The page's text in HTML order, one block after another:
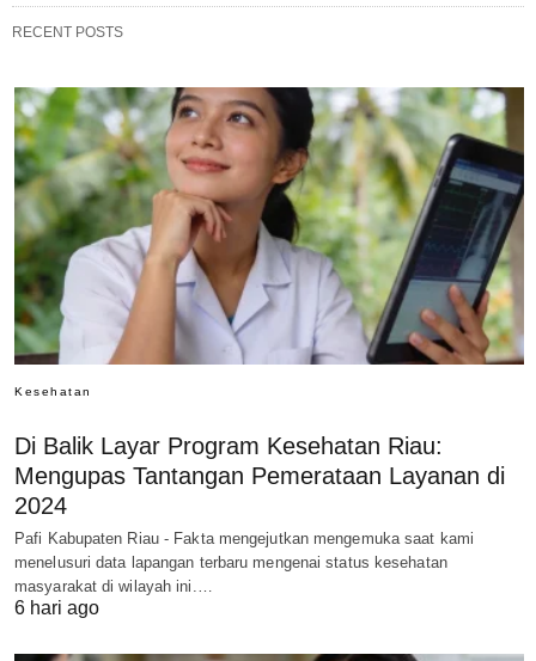
RECENT POSTS
Kesehatan
Di Balik Layar Program Kesehatan Riau:
Mengupas Tantangan Pemerataan Layanan di
2024
Pafi Kabupaten Riau - Fakta mengejutkan mengemuka saat kami
menelusuri data lapangan terbaru mengenai status kesehatan
masyarakat di wilayah ini.…
6 hari ago